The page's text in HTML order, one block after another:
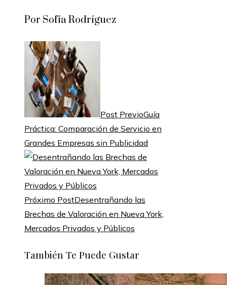
Por Sofía Rodríguez
Post PrevioGuía
Práctica: Comparación de Servicio en
Grandes Empresas sin Publicidad
Próximo PostDesentrañando las
Brechas de Valoración en Nueva York,
Mercados Privados y Públicos
También Te Puede Gustar